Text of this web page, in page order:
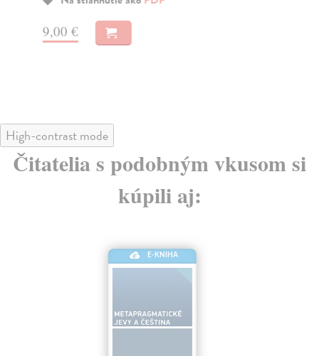
9,00 €
High-contrast mode
Čitatelia s podobným vkusom si
kúpili aj:
E-KNIHA